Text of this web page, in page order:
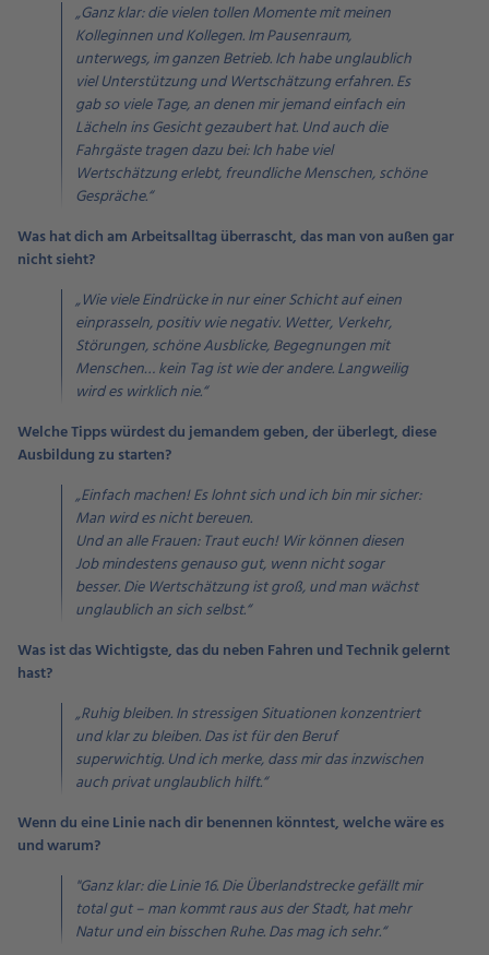
„Ganz klar: die vielen tollen Momente mit meinen
Kolleginnen und Kollegen. Im Pausenraum,
unterwegs, im ganzen Betrieb. Ich habe unglaublich
viel Unterstützung und Wertschätzung erfahren. Es
gab so viele Tage, an denen mir jemand einfach ein
Lächeln ins Gesicht gezaubert hat. Und auch die
Fahrgäste tragen dazu bei: Ich habe viel
Wertschätzung erlebt, freundliche Menschen, schöne
Gespräche.“
Was hat dich am Arbeitsalltag überrascht, das man von außen gar
nicht sieht?
„Wie viele Eindrücke in nur einer Schicht auf einen
einprasseln, positiv wie negativ. Wetter, Verkehr,
Störungen, schöne Ausblicke, Begegnungen mit
Menschen… kein Tag ist wie der andere. Langweilig
wird es wirklich nie.“
Welche Tipps würdest du jemandem geben, der überlegt, diese
Ausbildung zu starten?
„Einfach machen! Es lohnt sich und ich bin mir sicher:
Man wird es nicht bereuen.
Und an alle Frauen: Traut euch! Wir können diesen
Job mindestens genauso gut, wenn nicht sogar
besser. Die Wertschätzung ist groß, und man wächst
unglaublich an sich selbst.“
Was ist das Wichtigste, das du neben Fahren und Technik gelernt
hast?
„Ruhig bleiben. In stressigen Situationen konzentriert
und klar zu bleiben. Das ist für den Beruf
superwichtig. Und ich merke, dass mir das inzwischen
auch privat unglaublich hilft.“
Wenn du eine Linie nach dir benennen könntest, welche wäre es
und warum?
"Ganz klar: die Linie 16. Die Überlandstrecke gefällt mir
total gut – man kommt raus aus der Stadt, hat mehr
Natur und ein bisschen Ruhe. Das mag ich sehr.“